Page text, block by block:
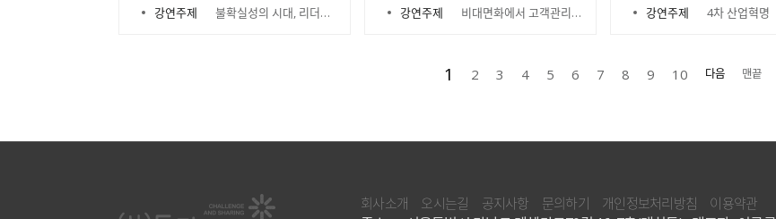
강연주제
불확실성의 시대, 리더의 메타인지 능력을 키워라
강연주제
비대면화에서 고객관리를 어떻게 해야 하는가?
강연주제
4차 산업혁명
1 2 3 4 5 6 7 8 9 10 다음 맨끝
회사소개 오시는길 공지사항 문의하기 개인정보처리방침 이용약관